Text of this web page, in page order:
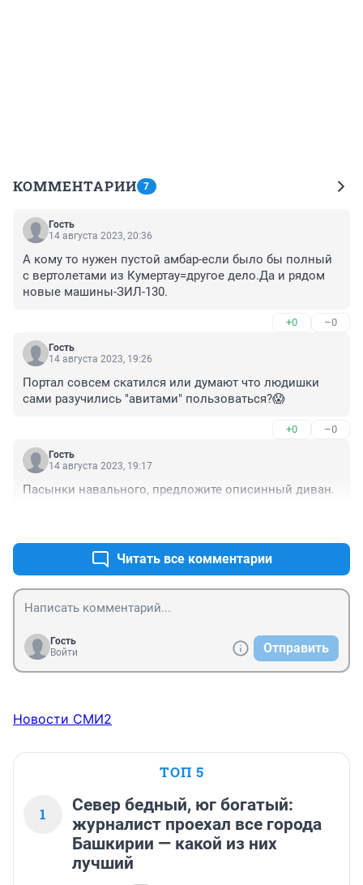
КОММЕНТАРИИ 7
Гость
14 августа 2023, 20:36
А кому то нужен пустой амбар-если было бы полный
с вертолетами из Кумертау=другое дело.Да и рядом
новые машины-ЗИЛ-130.
+0 –0
Гость
14 августа 2023, 19:26
Портал совсем скатился или думают что людишки
сами разучились "авитами" пользоваться?😱
+0 –0
Гость
14 августа 2023, 19:17
Пасынки навального, предложите описинный диван.
Читать все комментарии
Гость
Войти
Отправить
Новости СМИ2
ТОП 5
1
Север бедный, юг богатый:
журналист проехал все города
Башкирии — какой из них
лучший